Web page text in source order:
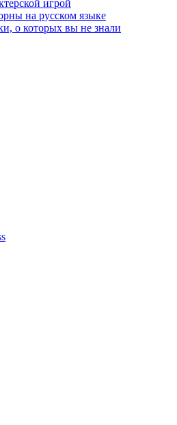
игрой
на русском языке
о которых вы не знали